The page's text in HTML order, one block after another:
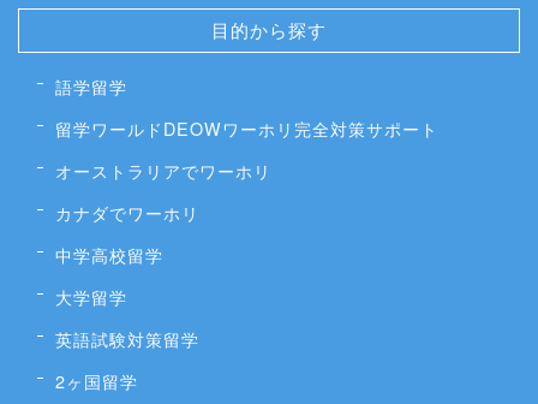
目的から探す
語学留学
留学ワールドDEOWワーホリ完全対策サポート
オーストラリアでワーホリ
カナダでワーホリ
中学高校留学
大学留学
英語試験対策留学
2ヶ国留学